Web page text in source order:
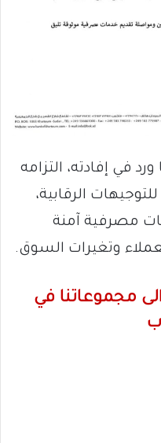
في إفادته، التزامه
الرقابية،
مصرفية آمنة
وتغيرات السوق.
مجموعاتنا في